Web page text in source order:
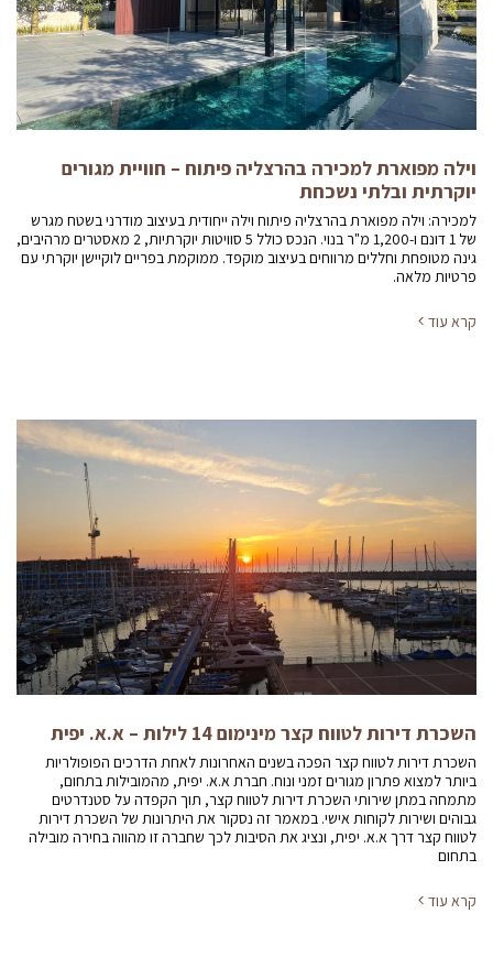
וילה מפוארת למכירה בהרצליה פיתוח – חוויית מגורים
יוקרתית ובלתי נשכחת
למכירה: וילה מפוארת בהרצליה פיתוח וילה ייחודית בעיצוב מודרני בשטח מגרש
של 1 דונם ו-1,200 מ"ר בנוי. הנכס כולל 5 סוויטות יוקרתיות, 2 מאסטרים מרהיבים,
גינה מטופחת וחללים מרווחים בעיצוב מוקפד. ממוקמת בפריים לוקיישן יוקרתי עם
פרטיות מלאה.
קרא עוד
השכרת דירות לטווח קצר מינימום 14 לילות – א.א. יפית
השכרת דירות לטווח קצר הפכה בשנים האחרונות לאחת הדרכים הפופולריות
ביותר למצוא פתרון מגורים זמני ונוח. חברת א.א. יפית, מהמובילות בתחום,
מתמחה במתן שירותי השכרת דירות לטווח קצר, תוך הקפדה על סטנדרטים
גבוהים ושירות לקוחות אישי. במאמר זה נסקור את היתרונות של השכרת דירות
לטווח קצר דרך א.א. יפית, ונציג את הסיבות לכך שחברה זו מהווה בחירה מובילה
בתחום
קרא עוד